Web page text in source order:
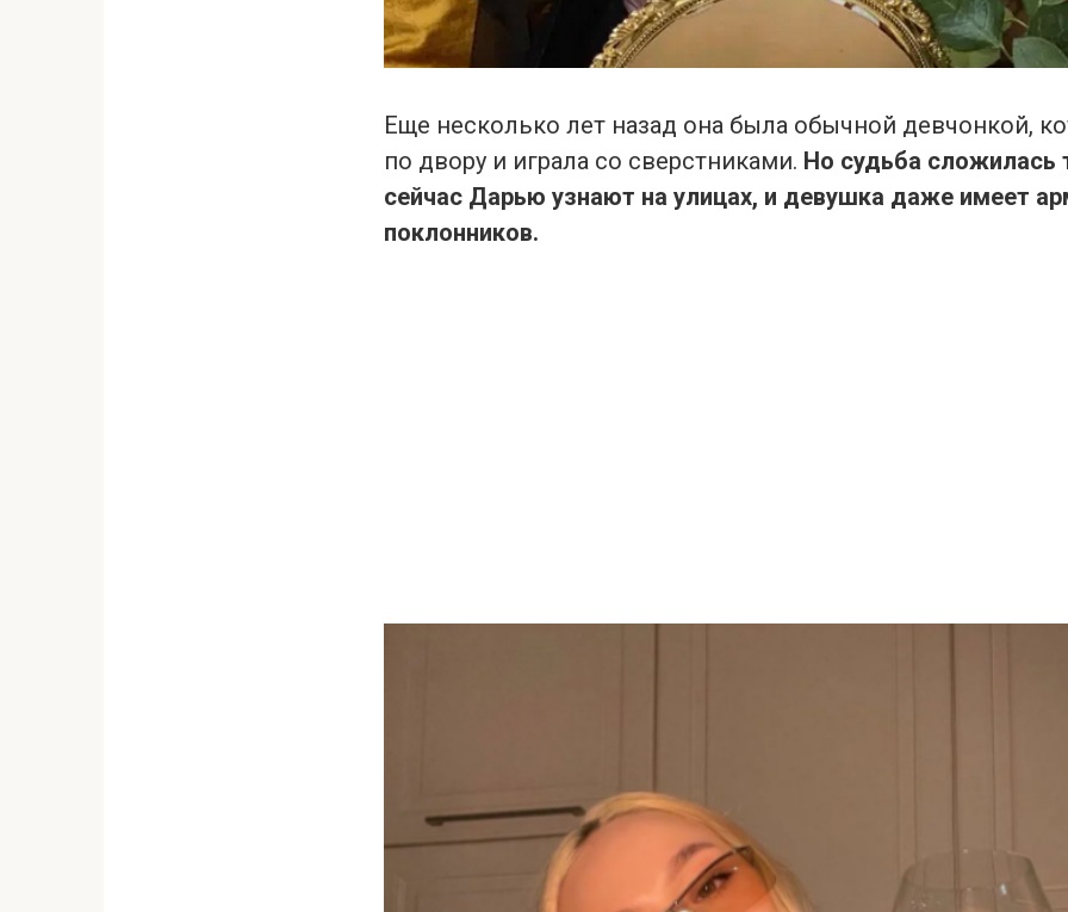
Еще несколько лет назад она была обычной девчонкой,
по двору и играла со сверстниками. Но судьба сложилась
сейчас Дарью узнают на улицах, и девушка даже имеет
поклонников.